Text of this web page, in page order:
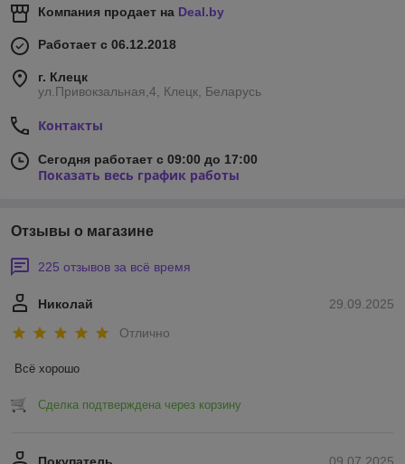
Компания продает на Deal.by
Работает с 06.12.2018
г. Клецк
ул.Привокзальная,4, Клецк, Беларусь
Контакты
Сегодня работает с 09:00 до 17:00
Показать весь график работы
Отзывы о магазине
225 отзывов за всё время
29.09.2025
Николай
Отлично
Всё хорошо
Сделка подтверждена через корзину
09.07.2025
Покупатель